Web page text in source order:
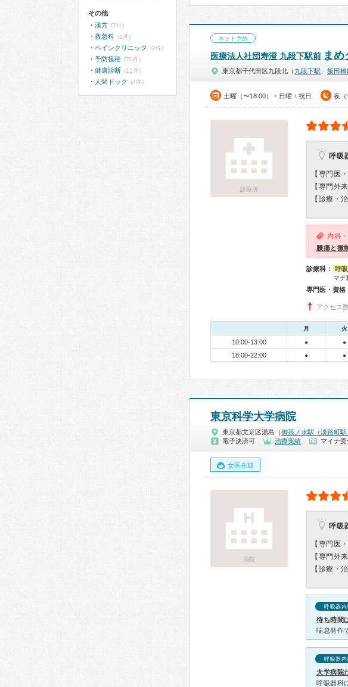
ネット予約
医療法人社団寿澄 九段下駅前 まめ
東京都千代田区九段北（ 九段下駅 飯田橋
土曜（〜18:00）・日曜・祝日 夜（
診療所
呼吸
【専門医
【専門外来
【診療・
内科
腰痛と微
診療科： 呼
マチ
専門医・資格
アクセス
月 火
10:00-13:00 ● ●
18:00-22:00
● ●
東京科学大学病院
東京都文京区湯島（御茶ノ水駅（淡路町駅
電子決済可
治療実績 マイナ
女医在籍
病院
呼吸
【専門医
【専門外来
【診療・
呼吸器内
待ち時間
呼吸器内
大学病院
その他
漢方 (7件)
救急科 (1件)
ペインクリニック (2件)
予防接種 (70件)
健康診断 (11件)
人間ドック (4件)